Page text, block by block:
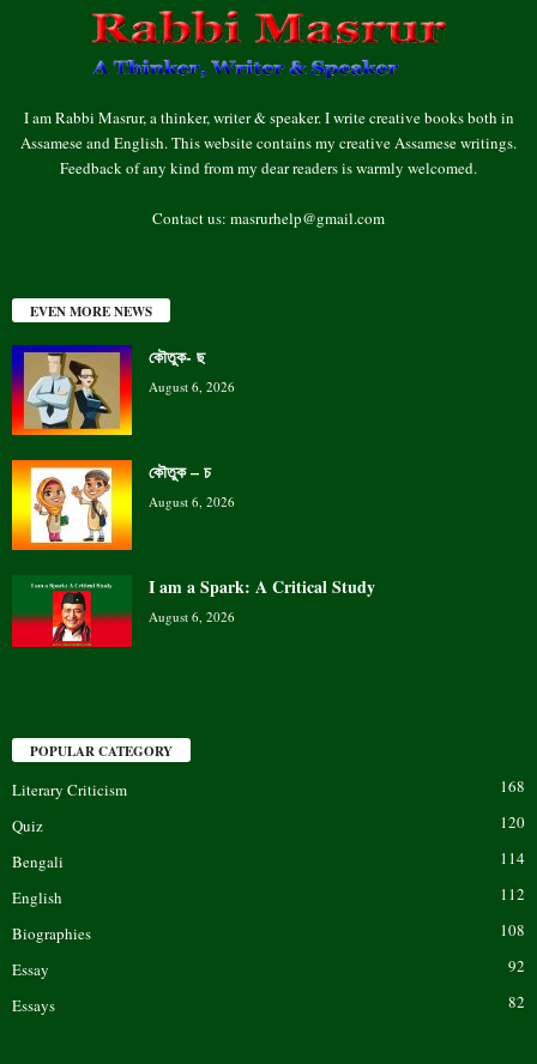
I am Rabbi Masrur, a thinker, writer & speaker. I write creative books both in
Assamese and English. This website contains my creative Assamese writings.
Feedback of any kind from my dear readers is warmly welcomed.
Contact us: masrurhelp@gmail.com
EVEN MORE NEWS
কৌতুক- ছ
August 6, 2026
কৌতুক – চ
August 6, 2026
I am a Spark: A Critical Study
August 6, 2026
POPULAR CATEGORY
Literary Criticism
168
Quiz
120
Bengali
114
English
112
Biographies
108
Essay
92
Essays
82